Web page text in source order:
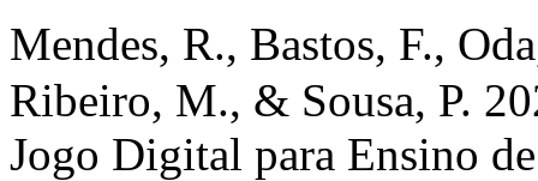
Mendes, R., Bastos, F.,
Ribeiro, M., & Sousa, P.
Jogo Digital para Ensino